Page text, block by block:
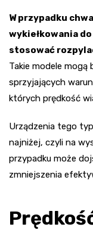
W przypadku
wykiełkowania
stosować
Takie modele mogą
sprzyjających
których prędkość
Urządzenia tego
najniżej, czyli na
przypadku może
zmniejszenia